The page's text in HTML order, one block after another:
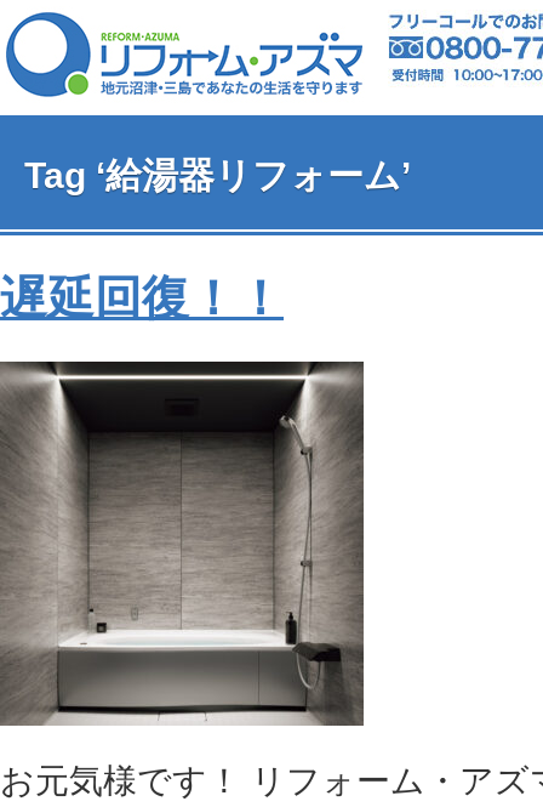
Tag ‘給湯器リフォーム’
遅延回復！！
お元気様です！ リフォーム・アズ